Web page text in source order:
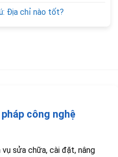
Địa chỉ nào tốt?
công nghệ
sửa chữa, cài đặt, nâng